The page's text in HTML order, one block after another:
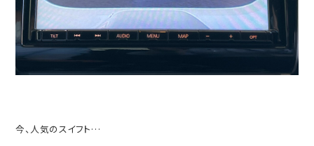
今、人気のスイフト…